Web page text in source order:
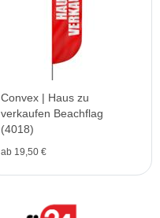
Convex | Haus zu
verkaufen Beachflag
(4018)
ab 19,50 €